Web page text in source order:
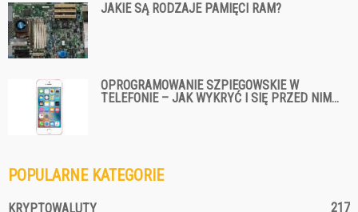
JAKIE SĄ RODZAJE PAMIĘCI RAM?
OPROGRAMOWANIE SZPIEGOWSKIE W
TELEFONIE – JAK WYKRYĆ I SIĘ PRZED NIM...
POPULARNE KATEGORIE
KRYPTOWALUTY 217